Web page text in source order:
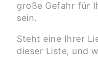
große Gefahr für
sein.
Steht eine Ihrer
dieser Liste, und